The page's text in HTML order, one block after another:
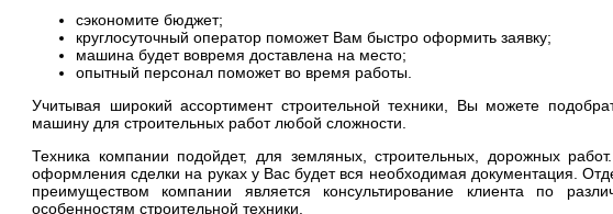
сэкономите бюджет;
круглосуточный оператор поможет Вам быстро оформить заявку;
машина будет вовремя доставлена на место;
опытный персонал поможет во время работы.
Учитывая широкий ассортимент строительной техники, Вы можете
машину для строительных работ любой сложности.
Техника компании подойдет, для земляных, строительных, дорожных
оформления сделки на руках у Вас будет вся необходимая документация.
преимуществом компании является консультирование клиента по
особенностям строительной техники.